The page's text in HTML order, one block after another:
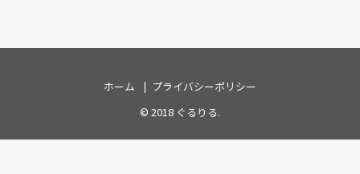
ホーム
プライバシーポリシー
© 2018 ぐるりる.